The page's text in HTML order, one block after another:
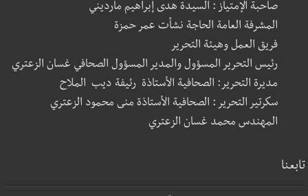
صاحبة الإمتياز : السيدة هدى إبراهيم مارديني
المشرفة العامة الحاجة نشأت عمر حمزة
فريق العمل وهيئة التحرير
رئيس التحرير المسؤول والمدير المسؤول الصحافي غسان الزعتري
مديرة التحرير: الصحافية الأستاذة رئيفة ديب الملاح
سكرتير التحرير : الصحافية الأستاذة منى محمود الزعتري
المهندس محمد غسان الزعتري
تابعنا